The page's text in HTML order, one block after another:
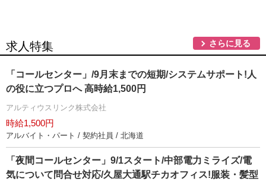
求人特集 さらに見る
「コールセンター」/9月末までの短期/システムサポート!人
の役に立つプロへ 高時給1,500円
アルティウスリンク株式会社
時給1,500円
アルバイト・パート / 契約社員 / 北海道
「夜間コールセンター」9/1スタート/中部電力ミライズ/電
気について問合せ対応/久屋大通駅チカオフィス!服装・髪型